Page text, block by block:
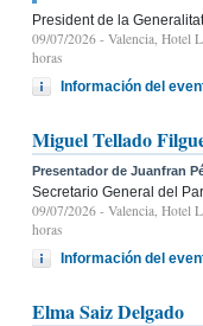
President de la
09/07/2026 - Valencia, Hotel
horas
Información del
Miguel Tellado
Presentador de Juanfran
Secretario General del
09/07/2026 - Valencia, Hotel
horas
Información del
Elma Saiz Delgado